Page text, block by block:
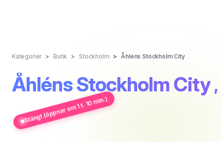
Kategorier Butik Stockholm Åhléns Stockholm City
Åhléns Stockholm City
Stängt (öppnar om 1 t. 10 min.)